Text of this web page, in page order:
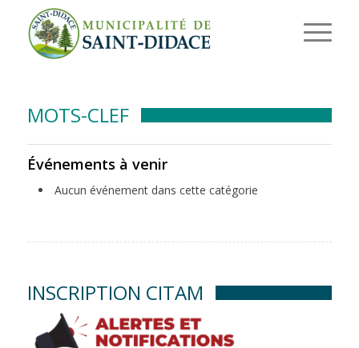
MOTS-CLEF
Événements à venir
Aucun événement dans cette catégorie
INSCRIPTION CITAM